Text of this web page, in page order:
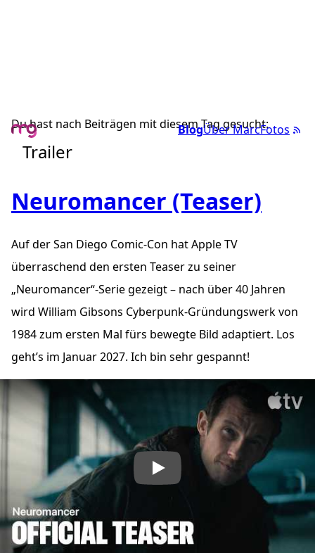
BlogÜber MarcFotos
Du hast nach Beiträgen mit diesem Tag gesucht:
Trailer
Neuromancer (Teaser)
Auf der San Diego Comic-Con hat Apple TV
überraschend den ersten Teaser zu seiner
„Neuromancer“-Serie gezeigt – nach über 40 Jahren
wird William Gibsons Cyberpunk-Gründungswerk von
1984 zum ersten Mal fürs bewegte Bild adaptiert. Los
geht’s im Januar 2027. Ich bin sehr gespannt!
„Neuromancer — Official Teaser | Apple TV“ abspielen